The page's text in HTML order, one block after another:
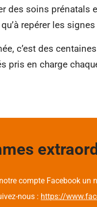
des soins prénatals
repérer les
c’est des
pris en charge
compte Facebook
nous : https://